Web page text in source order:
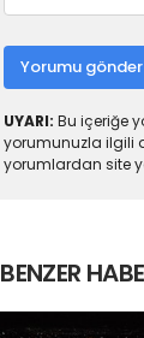
Yorumu gönder
UYARI: Bu içeriğe
yorumunuzla ilgili
yorumlardan site
BENZER